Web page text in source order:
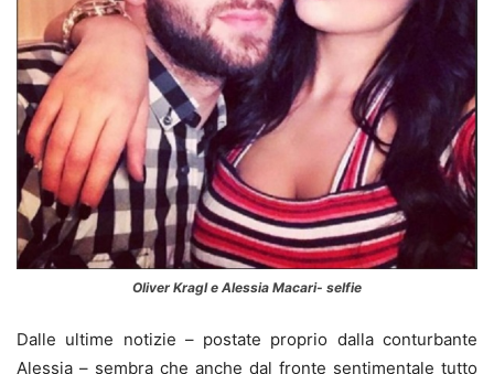
Oliver Kragl e Alessia Macari- selfie
Dalle ultime notizie – postate proprio dalla conturbante
Alessia – sembra che anche dal fronte sentimentale tutto